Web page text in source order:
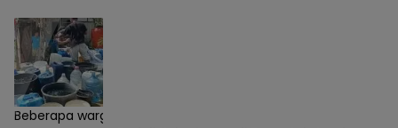
Beberapa warga